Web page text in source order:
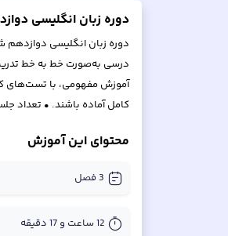
دوره زبان انگلیسی
درسی به‌صورت خط به خط
آموزش مفهومی، با تست‌های
کامل آماده باشند. • تعداد جلسات: ۲۷ • زمان کل دوره: ۱۲ ساعت و ۱۷ دقیقه • پوشش کامل تمام فصل‌های زبان
محتوای این آموزش
3 فصل
12 ساعت و 17 دقیقه